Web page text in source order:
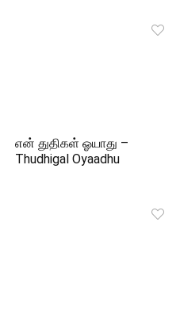
என் துதிகள் ஓயாது –
Thudhigal Oyaadhu